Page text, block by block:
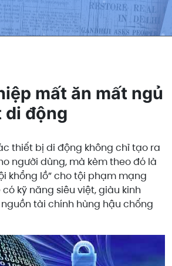
mất ăn mất ngủ
di động
thiết bị di động không chỉ tạo ra
người dùng, mà kèm theo đó là
khổng lồ” cho tội phạm mạng
kỹ năng siêu việt, giàu kinh
tài chính hùng hậu chống